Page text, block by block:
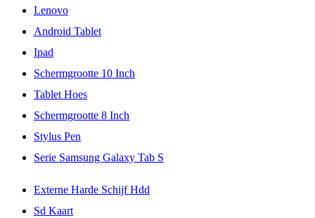
Lenovo
Android Tablet
Ipad
Schermgrootte 10 Inch
Tablet Hoes
Schermgrootte 8 Inch
Stylus Pen
Serie Samsung Galaxy Tab S
Externe Harde Schijf Hdd
Sd Kaart